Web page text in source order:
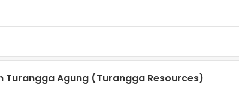
Turangga Agung (Turangga Resources)